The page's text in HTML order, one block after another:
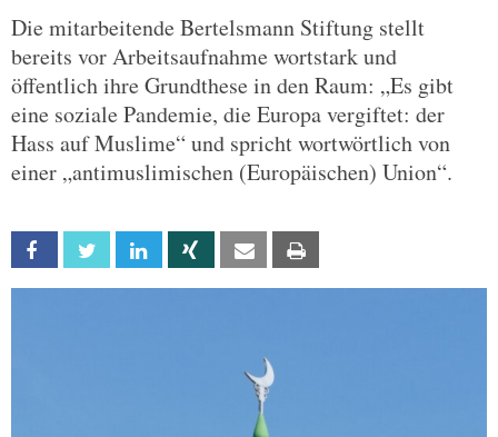
Die mitarbeitende Bertelsmann Stiftung stellt
bereits vor Arbeitsaufnahme wortstark und
öffentlich ihre Grundthese in den Raum: „Es gibt
eine soziale Pandemie, die Europa vergiftet: der
Hass auf Muslime“ und spricht wortwörtlich von
einer „antimuslimischen (Europäischen) Union“.
Facebook Twitter Linkedin Xing Email